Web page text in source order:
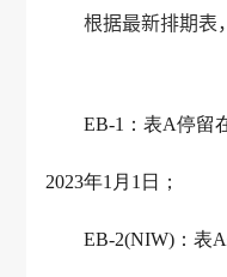
根据最新排期表
EB-1：表A停留
2023年1月1日；
EB-2(NIW)：表